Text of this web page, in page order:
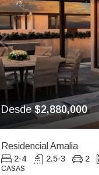
Desde$2,880,000
Residencial Amalia
2-4 2.5-3 2
CASAS